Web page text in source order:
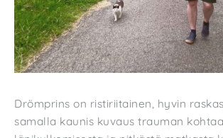
Drömprins on ristiriitainen, hyvin
samalla kaunis kuvaus trauman